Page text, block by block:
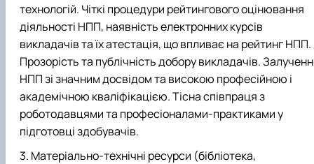
технологій. Чіткі процедури рейтингового оцінювання
діяльності НПП, наявність електронних курсів
викладачів та їх атестація, що впливає на рейтинг НПП.
Прозорість та публічність добору викладачів.
НПП зі значним досвідом та високою професійною і
академічною кваліфікацією. Тісна співпраця з
роботодавцями та професіоналами-практиками у
підготовці здобувачів.
Матеріально-технічні ресурси (бібліотека,